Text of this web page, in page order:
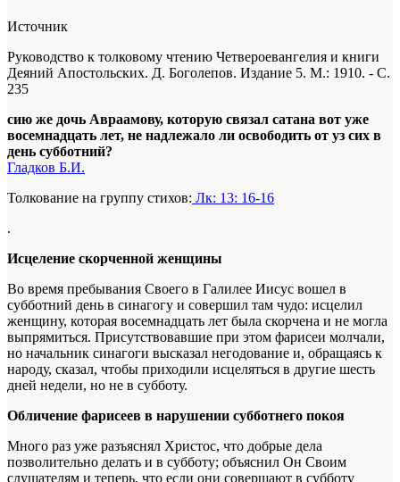
Источник
Руководство к толковому чтению Четвероевангелия и книги
Деяний Апостольских. Д. Боголепов. Издание 5. М.: 1910. - С.
235
сию же дочь Авраамову, которую связал сатана вот уже
восемнадцать лет, не надлежало ли освободить от уз сих в
день субботний?
Гладков Б.И.
Толкование на группу стихов: Лк: 13: 16-16
.
Исцеление скорченной женщины
Во время пребывания Своего в Галилее Иисус вошел в
субботний день в синагогу и совершил там чудо: исцелил
женщину, которая восемнадцать лет была скорчена и не могла
выпрямиться. Присутствовавшие при этом фарисеи молчали,
но начальник синагоги высказал негодование и, обращаясь к
народу, сказал, чтобы приходили исцеляться в другие шесть
дней недели, но не в субботу.
Обличение фарисеев в нарушении субботнего покоя
Много раз уже разъяснял Христос, что добрые дела
позволительно делать и в субботу; объяснил Он Своим
слушателям и теперь, что если они совершают в субботу